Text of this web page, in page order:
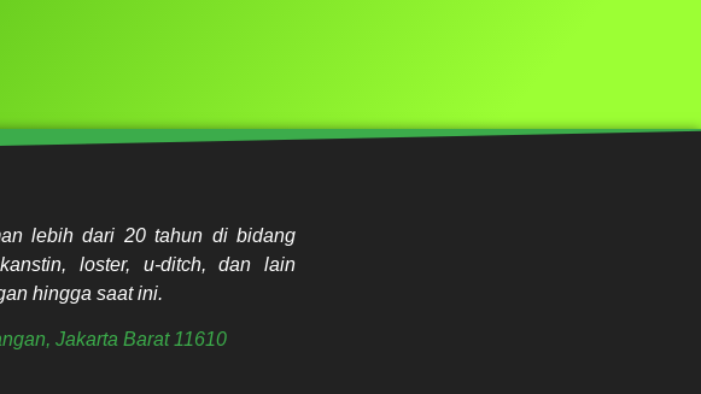
lebih dari 20 tahun di bidang
loster, u-ditch, dan lain
hingga saat ini.
Jakarta Barat 11610